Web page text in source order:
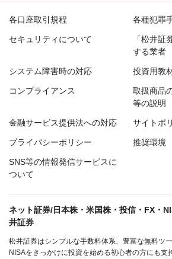
各口座取引規程 各種犯罪
セキュリティについて
「松井証
する業者
システム障害時の対応 投資用教
コンプライアンス
取扱商品
等の説明
金融サービス提供法への対応 サイトポ
プライバシーポリシー 推奨環境
SNS等の情報発信サービスに
ついて
ネット証券/日本株・米国株・投信・FX・
井証券
松井証券はシンプルな手数料体系、豊富な無料ツ
NISAをきっかけに投資を始める初心者の方にも支